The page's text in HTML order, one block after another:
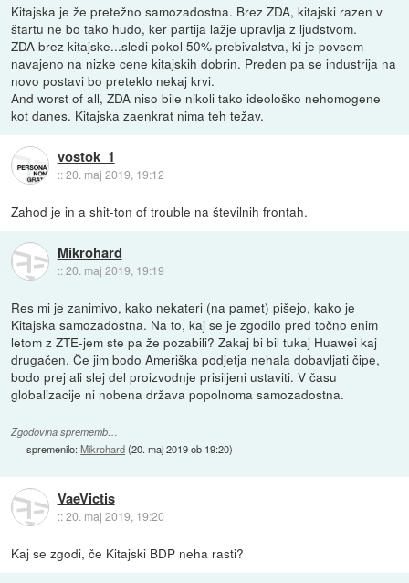
Kitajska je že pretežno samozadostna. Brez ZDA, kitajski razen v
štartu ne bo tako hudo, ker partija lažje upravlja z ljudstvom.
ZDA brez kitajske...sledi pokol 50% prebivalstva, ki je povsem
navajeno na nizke cene kitajskih dobrin. Preden pa se industrija na
novo postavi bo preteklo nekaj krvi.
And worst of all, ZDA niso bile nikoli tako ideološko nehomogene
kot danes. Kitajska zaenkrat nima teh težav.
vostok_1
::20. maj 2019, 19:12
Zahod je in a shit-ton of trouble na številnih frontah.
Mikrohard
::20. maj 2019, 19:19
Res mi je zanimivo, kako nekateri (na pamet) pišejo, kako je
Kitajska samozadostna. Na to, kaj se je zgodilo pred točno enim
letom z ZTE-jem ste pa že pozabili? Zakaj bi bil tukaj Huawei kaj
drugačen. Če jim bodo Ameriška podjetja nehala dobavljati čipe,
bodo prej ali slej del proizvodnje prisiljeni ustaviti. V času
globalizacije ni nobena država popolnoma samozadostna.
Zgodovina sprememb…
spremenilo:Mikrohard(20. maj 2019 ob 19:20)
VaeVictis
::20. maj 2019, 19:20
Kaj se zgodi, če Kitajski BDP neha rasti?